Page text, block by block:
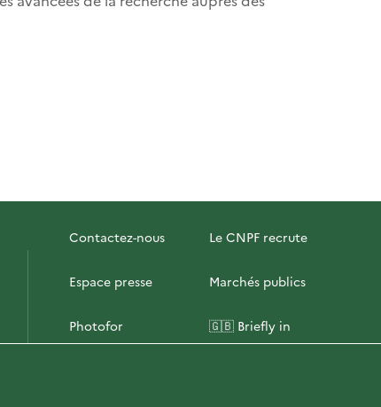
Contactez-nous Le CNPF recrute
Espace presse Marchés publics
Photofor 🇬🇧 Briefly in